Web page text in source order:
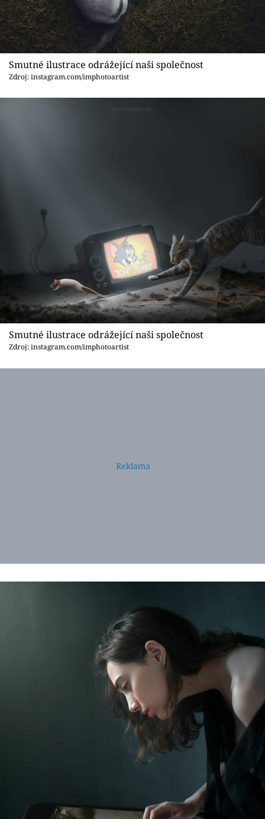
Smutné ilustrace odrážející naši společnost
Zdroj: instagram.com/imphotoartist
Smutné ilustrace odrážející naši společnost
Zdroj: instagram.com/imphotoartist